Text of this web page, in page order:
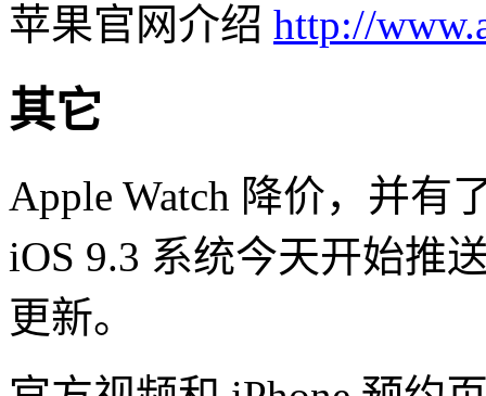
苹果官网介绍 http://
其它
Apple Watch 降价，并有
iOS 9.3 系统今天开始推
更新。